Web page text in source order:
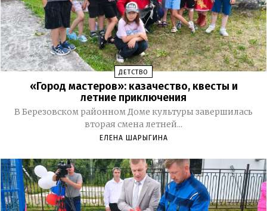
ДЕТСТВО
«Город мастеров»: казачество, квесты и
летние приключения
В Березовском районном Доме культуры завершилась
вторая смена летней...
ЕЛЕНА ШАРЫГИНА